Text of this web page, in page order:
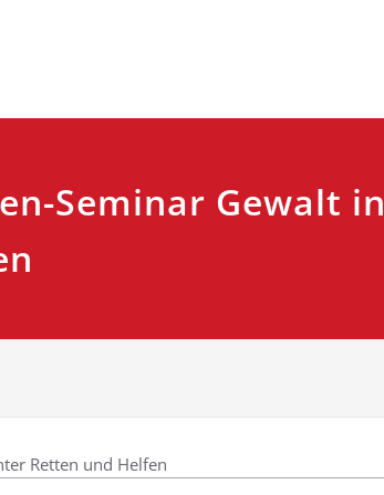
Seminar Gewalt in